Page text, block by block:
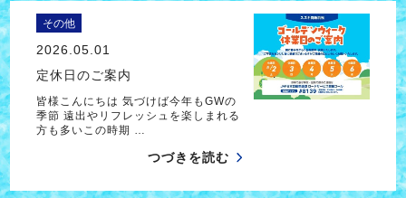
その他
2026.05.01
定休日のご案内
皆様こんにちは 気づけば今年もGWの
季節 遠出やリフレッシュを楽しまれる
方も多いこの時期 …
つづきを読む